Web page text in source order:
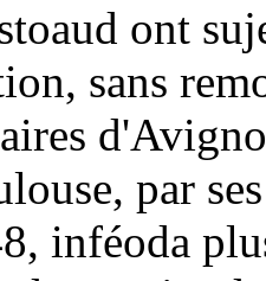
ont
sans
par
inféoda